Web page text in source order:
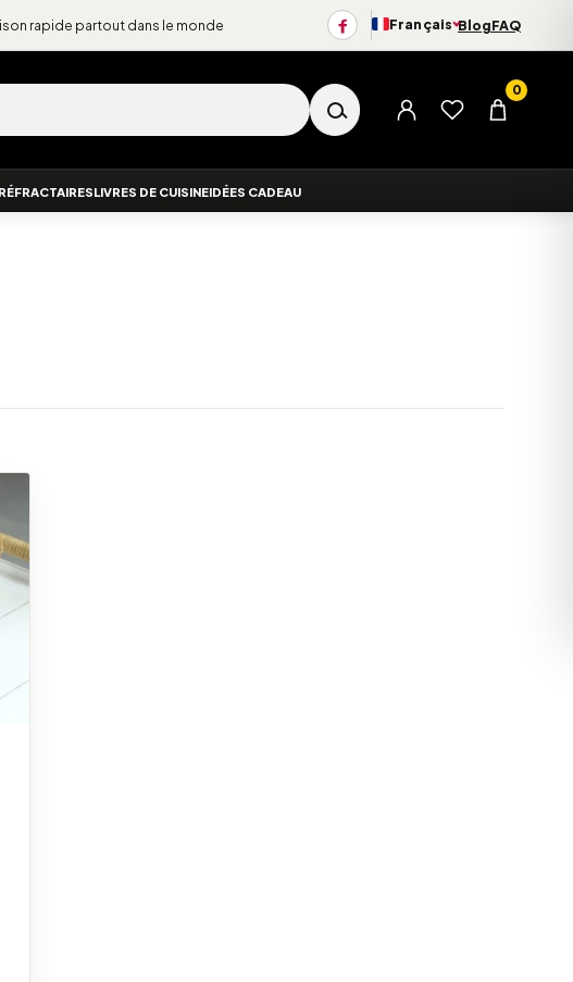
rapide partout dans le monde Français
Changer de langue
BlogFAQ
Menu du compte
Liste d’envies
Panier
0
LIVRES DE CUISINEIDÉES CADEAU